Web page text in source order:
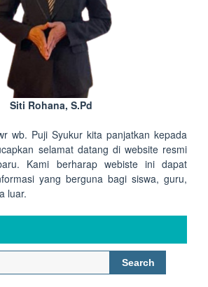
Siti Rohana, S.Pd
wb. Puji Syukur kita panjatkan kepada
selamat datang di website resmi
Kami berharap webiste ini dapat
yang berguna bagi siswa, guru,
luar.
Search
for: